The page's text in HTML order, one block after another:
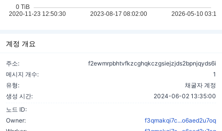
계정 개요
주소:
f2ewmrpbhtvfkzcghqkczgsiejzjds2bpnjqyds6i
메시지 개수:
1
유형:
채굴자 계정
생성 시간:
2024-06-02 13:35:00
노드 ID:
Owner:
f3qmakqi7c...o6aed2u7oq